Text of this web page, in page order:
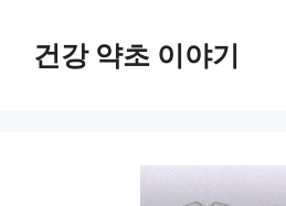
건강 약초 이야기